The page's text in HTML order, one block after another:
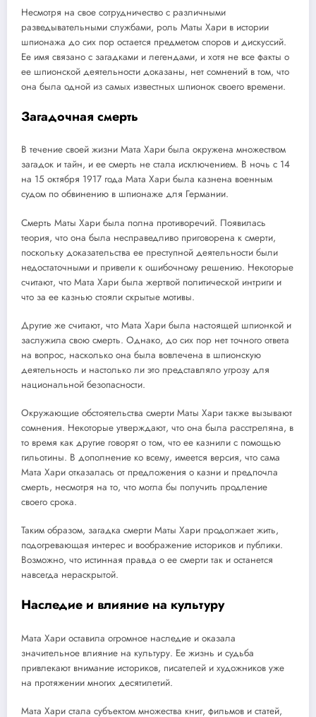
Несмотря на свое сотрудничество с различными
разведывательными службами, роль Маты Хари в истории
шпионажа до сих пор остается предметом споров и дискуссий.
Ее имя связано с загадками и легендами, и хотя не все факты о
ее шпионской деятельности доказаны, нет сомнений в том, что
она была одной из самых известных шпионок своего времени.
Загадочная смерть
В течение своей жизни Мата Хари была окружена множеством
загадок и тайн, и ее смерть не стала исключением. В ночь с 14
на 15 октября 1917 года Мата Хари была казнена военным
судом по обвинению в шпионаже для Германии.
Смерть Маты Хари была полна противоречий. Появилась
теория, что она была несправедливо приговорена к смерти,
поскольку доказательства ее преступной деятельности были
недостаточными и привели к ошибочному решению. Некоторые
считают, что Мата Хари была жертвой политической интриги и
что за ее казнью стояли скрытые мотивы.
Другие же считают, что Мата Хари была настоящей шпионкой и
заслужила свою смерть. Однако, до сих пор нет точного ответа
на вопрос, насколько она была вовлечена в шпионскую
деятельность и настолько ли это представляло угрозу для
национальной безопасности.
Окружающие обстоятельства смерти Маты Хари также вызывают
сомнения. Некоторые утверждают, что она была расстреляна, в
то время как другие говорят о том, что ее казнили с помощью
гильотины. В дополнение ко всему, имеется версия, что сама
Мата Хари отказалась от предложения о казни и предпочла
смерть, несмотря на то, что могла бы получить продление
своего срока.
Таким образом, загадка смерти Маты Хари продолжает жить,
подогревающая интерес и воображение историков и публики.
Возможно, что истинная правда о ее смерти так и останется
навсегда нераскрытой.
Наследие и влияние на культуру
Мата Хари оставила огромное наследие и оказала
значительное влияние на культуру. Ее жизнь и судьба
привлекают внимание историков, писателей и художников уже
на протяжении многих десятилетий.
Мата Хари стала субъектом множества книг, фильмов и статей,